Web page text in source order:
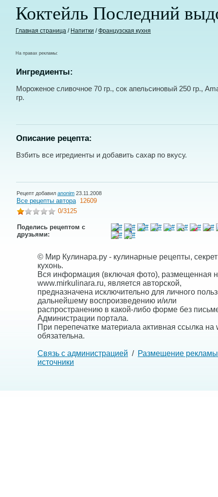
Коктейль Последний
Главная страница / Напитки /Французская кухня
На правах рекламы:
Ингредиенты:
Мороженое сливочное 70 гр., сок апельсиновый 250 гр.,
гр.
Описание рецепта:
Взбить все игредиенты и добавить сахар по вкусу.
Рецепт добавил anonim 23.11.2008
Все рецепты автора 12609
0/3125
Поделись рецептом с
друзьями:
© Мир Кулинара.ру - кулинарные рецепты,
кухонь.
Вся информация (включая фото), размещенная
www.mirkulinara.ru, является авторской,
предназначена исключительно для личного
дальнейшему воспроизведению и/или
распространению в какой-либо форме без
Администрации портала.
При перепечатке материала активная ссылка на
обязательна.
Связь с администрацией / Размещение рекламы
источники